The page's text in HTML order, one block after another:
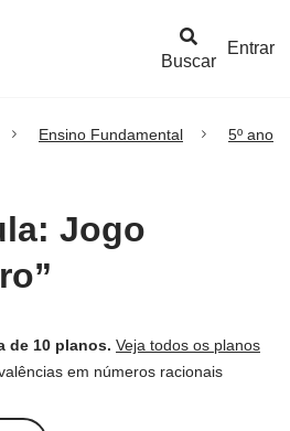
Buscar
Entrar
Ensino Fundamental 5º ano
Jogo
de 10 planos. Veja todos os planos
em números racionais